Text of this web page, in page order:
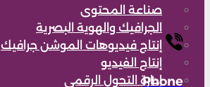
صناعة المحتوى
الجرافيك والهوية البصرية
إنتاج فيديوهات الموشن جرافيك
إنتاج الفيديو
إدارة التحول الرقميPhone